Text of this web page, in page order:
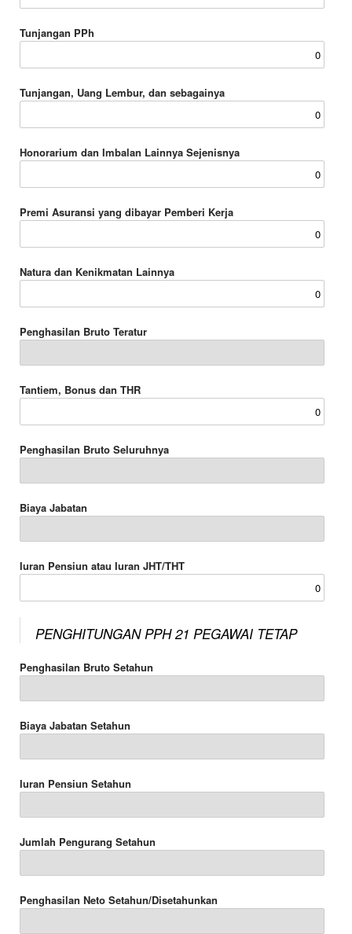
Tunjangan PPh
Tunjangan, Uang Lembur, dan sebagainya
Honorarium dan Imbalan Lainnya Sejenisnya
Premi Asuransi yang dibayar Pemberi Kerja
Natura dan Kenikmatan Lainnya
Penghasilan Bruto Teratur
Tantiem, Bonus dan THR
Penghasilan Bruto Seluruhnya
Biaya Jabatan
Iuran Pensiun atau Iuran JHT/THT
PENGHITUNGAN PPH 21 PEGAWAI TETAP
Penghasilan Bruto Setahun
Biaya Jabatan Setahun
Iuran Pensiun Setahun
Jumlah Pengurang Setahun
Penghasilan Neto Setahun/Disetahunkan